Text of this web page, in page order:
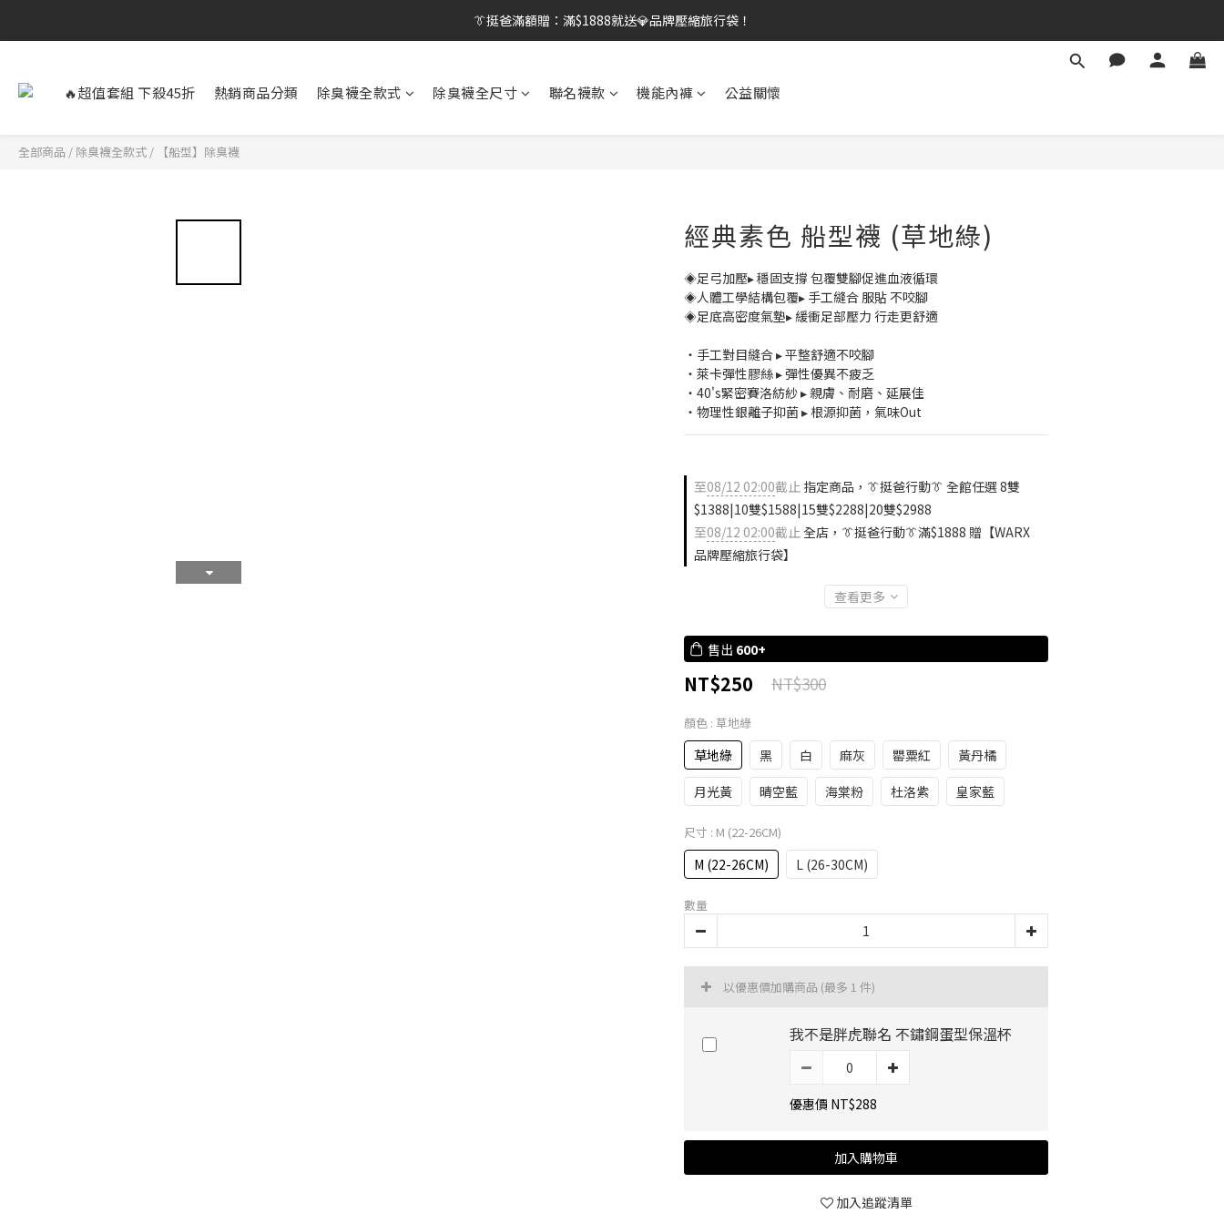
👔挺爸行動：全館襪款【最低$149起】✨立即下單！
【刷卡/電子支付限定】下單送✨WARX品牌質感杯袋！
🔥超值套組 下殺45折 熱銷商品分類 除臭襪全款式 除臭襪全尺寸 聯名襪款 機能內褲 公益關懷
全部商品 / 除臭襪全款式 / 【船型】除臭襪
經典素色 船型襪 (草地綠)
◈足弓加壓▸ 穩固支撐 包覆雙腳促進血液循環
◈人體工學結構包覆▸ 手工縫合 服貼 不咬腳
◈足底高密度氣墊▸ 緩衝足部壓力 行走更舒適
・手工對目縫合 ▸ 平整舒適不咬腳
・萊卡彈性膠絲 ▸ 彈性優異不疲乏
・40's緊密賽洛紡紗 ▸ 親膚、耐磨、延展佳
・物理性銀離子抑菌 ▸ 根源抑菌，氣味Out
至08/12 02:00截止 指定商品，👔挺爸行動👔 全館任選 8雙
$1388|10雙$1588|15雙$2288|20雙$2988
至08/12 02:00截止全店，👔挺爸行動👔滿$1888 贈【WARX
品牌壓縮旅行袋】
查看更多
售出 600+
NT$250 NT$300
顏色 : 草地綠
草地綠 黑 白 麻灰 罌粟紅
黃丹橘
月光黃
晴空藍 海棠粉 杜洛紫 皇家藍
尺寸 : M (22-26CM)
M (22-26CM) L (26-30CM)
數量
以優惠價加購商品 (最多 1 件)
我不是胖虎聯名 不鏽鋼蛋型保溫杯
優惠價 NT$288
加入購物車
加入追蹤清單